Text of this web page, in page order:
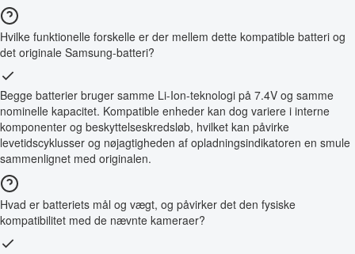
Hvilke funktionelle forskelle er der mellem dette kompatible batteri og
det originale Samsung-batteri?
Begge batterier bruger samme Li-Ion-teknologi på 7.4V og samme
nominelle kapacitet. Kompatible enheder kan dog variere i interne
komponenter og beskyttelseskredsløb, hvilket kan påvirke
levetidscyklusser og nøjagtigheden af opladningsindikatoren en smule
sammenlignet med originalen.
Hvad er batteriets mål og vægt, og påvirker det den fysiske
kompatibilitet med de nævnte kameraer?